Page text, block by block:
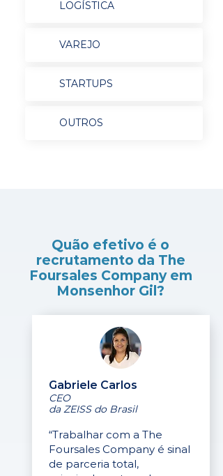
LOGÍSTICA
VAREJO
STARTUPS
OUTROS
Quão efetivo é o
recrutamento da The
Foursales Company em
Monsenhor Gil?
Gabriele Carlos
CEO
da ZEISS do Brasil
“Trabalhar com a The
Foursales Company é sinal
de parceria total,